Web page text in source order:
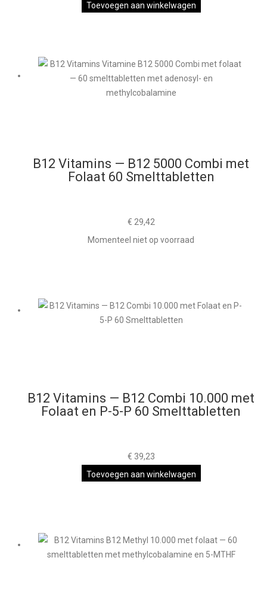
Toevoegen aan winkelwagen
B12 Vitamins — B12 5000 Combi met
Folaat 60 Smelttabletten
€ 29,42
Momenteel niet op voorraad
B12 Vitamins — B12 Combi 10.000 met
Folaat en P-5-P 60 Smelttabletten
€ 39,23
Toevoegen aan winkelwagen